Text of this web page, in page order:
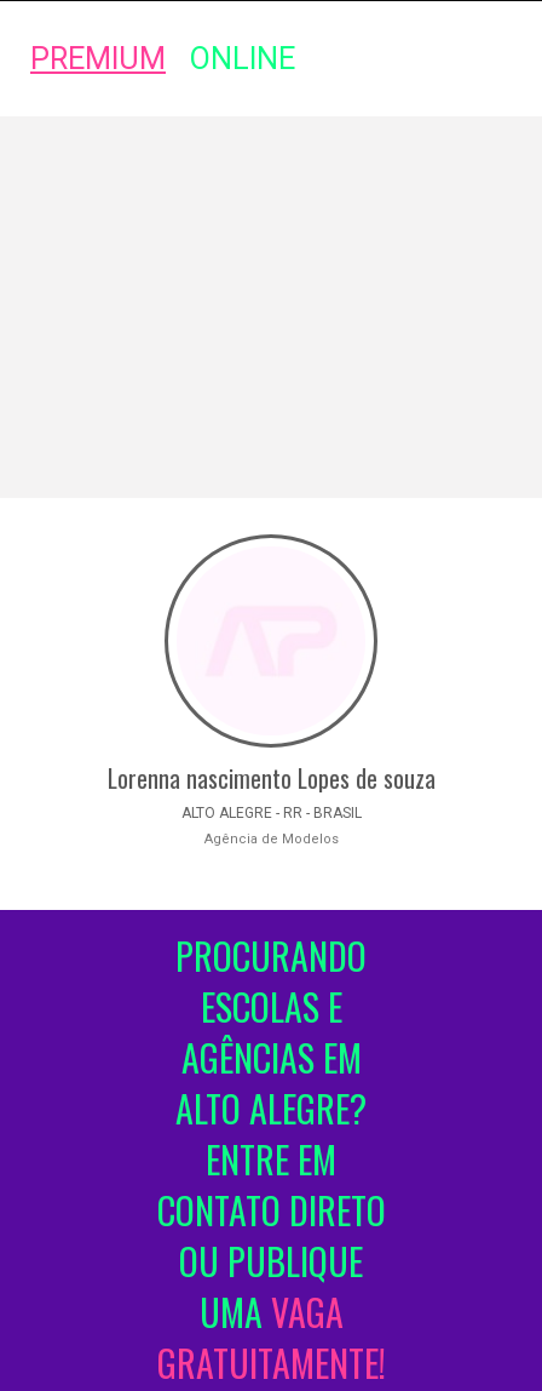
PREMIUM ONLINE
Lorenna nascimento Lopes de souza
ALTO ALEGRE - RR - BRASIL
Agência de Modelos
PROCURANDO
ESCOLAS E
AGÊNCIAS EM
ALTO ALEGRE?
ENTRE EM
CONTATO DIRETO
OU PUBLIQUE
UMAVAGA
GRATUITAMENTE!